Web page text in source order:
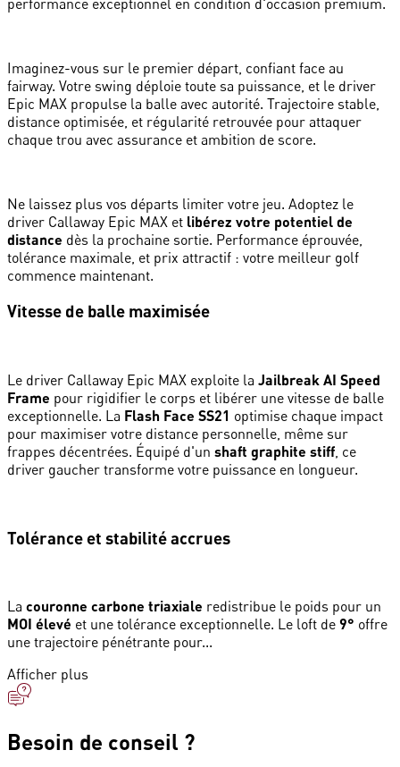
Imaginez-vous sur le premier départ, confiant face au
fairway. Votre swing déploie toute sa puissance, et le driver
Epic MAX propulse la balle avec autorité. Trajectoire stable,
distance optimisée, et régularité retrouvée pour attaquer
chaque trou avec assurance et ambition de score.
Ne laissez plus vos départs limiter votre jeu. Adoptez le
driver Callaway Epic MAX et libérez votre potentiel de
distance dès la prochaine sortie. Performance éprouvée,
tolérance maximale, et prix attractif : votre meilleur golf
commence maintenant.
Vitesse de balle maximisée
Le driver Callaway Epic MAX exploite la Jailbreak AI Speed
Frame pour rigidifier le corps et libérer une vitesse de balle
exceptionnelle. La Flash Face SS21 optimise chaque impact
pour maximiser votre distance personnelle, même sur
frappes décentrées. Équipé d'un shaft graphite stiff, ce
driver gaucher transforme votre puissance en longueur.
Tolérance et stabilité accrues
La couronne carbone triaxiale redistribue le poids pour un
MOI élevé et une tolérance exceptionnelle. Le loft de 9° offre
une trajectoire pénétrante pour...
Afficher plus
Besoin de conseil ?